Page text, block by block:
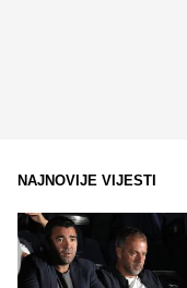
NAJNOVIJE VIJESTI